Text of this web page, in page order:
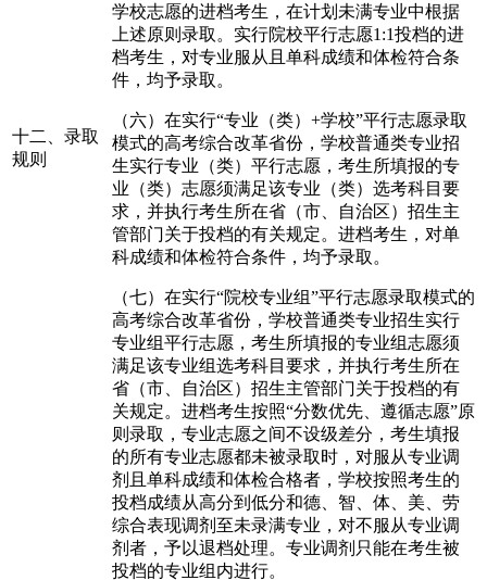
十二、录取
规则
学校志愿的进档考生，在计划未满专业中根据
上述原则录取。实行院校平行志愿1:1投档的进
档考生，对专业服从且单科成绩和体检符合条
件，均予录取。
（六）在实行“专业（类）+学校”平行志愿录取
模式的高考综合改革省份，学校普通类专业招
生实行专业（类）平行志愿，考生所填报的专
业（类）志愿须满足该专业（类）选考科目要
求，并执行考生所在省（市、自治区）招生主
管部门关于投档的有关规定。进档考生，对单
科成绩和体检符合条件，均予录取。
（七）在实行“院校专业组”平行志愿录取模式的
高考综合改革省份，学校普通类专业招生实行
专业组平行志愿，考生所填报的专业组志愿须
满足该专业组选考科目要求，并执行考生所在
省（市、自治区）招生主管部门关于投档的有
关规定。进档考生按照“分数优先、遵循志愿”原
则录取，专业志愿之间不设级差分，考生填报
的所有专业志愿都未被录取时，对服从专业调
剂且单科成绩和体检合格者，学校按照考生的
投档成绩从高分到低分和德、智、体、美、劳
综合表现调剂至未录满专业，对不服从专业调
剂者，予以退档处理。专业调剂只能在考生被
投档的专业组内进行。